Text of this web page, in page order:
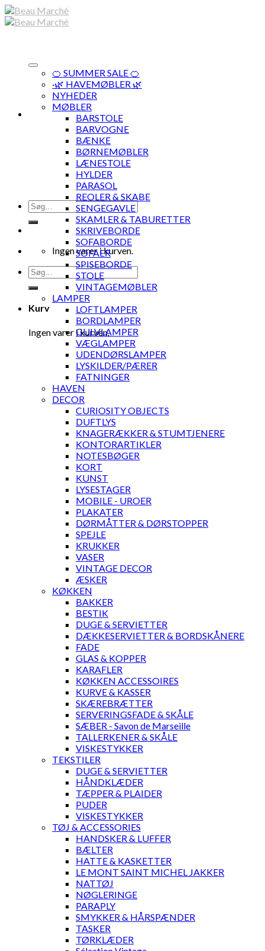
Skip
to
Søg
efter:
Ingen varer i kurven.
Søg
efter:
Kurv
Ingen varer i kurven.
🍊 SUMMER SALE 🍊
·🌿 HAVEMØBLER 🌿
NYHEDER
MØBLER
BARSTOLE
BARVOGNE
BÆNKE
BØRNEMØBLER
LÆNESTOLE
HYLDER
PARASOL
REOLER & SKABE
SENGEGAVLE
SKAMLER & TABURETTER
SKRIVEBORDE
SOFABORDE
SOFAER
SPISEBORDE
STOLE
VINTAGEMØBLER
LAMPER
LOFTLAMPER
BORDLAMPER
GULVLAMPER
VÆGLAMPER
UDENDØRSLAMPER
LYSKILDER/PÆRER
FATNINGER
HAVEN
DECOR
CURIOSITY OBJECTS
DUFTLYS
KNAGERÆKKER & STUMTJENERE
KONTORARTIKLER
NOTESBØGER
KORT
KUNST
LYSESTAGER
MOBILE - UROER
PLAKATER
DØRMÅTTER & DØRSTOPPER
SPEJLE
KRUKKER
VASER
VINTAGE DECOR
ÆSKER
KØKKEN
BAKKER
BESTIK
DUGE & SERVIETTER
DÆKKESERVIETTER & BORDSKÅNERE
FADE
GLAS & KOPPER
KARAFLER
KØKKEN ACCESSOIRES
KURVE & KASSER
SKÆREBRÆTTER
SERVERINGSFADE & SKÅLE
SÆBER - Savon de Marseille
TALLERKENER & SKÅLE
VISKESTYKKER
TEKSTILER
DUGE & SERVIETTER
HÅNDKLÆDER
TÆPPER & PLAIDER
PUDER
VISKESTYKKER
TØJ & ACCESSORIES
HANDSKER & LUFFER
BÆLTER
HATTE & KASKETTER
LE MONT SAINT MICHEL JAKKER
NATTØJ
NØGLERINGE
PARAPLY
SMYKKER & HÅRSPÆNDER
TASKER
TØRKLÆDER